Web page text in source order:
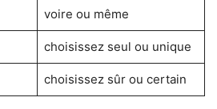
voire ou même
choisissez seul ou unique
choisissez sûr ou certain